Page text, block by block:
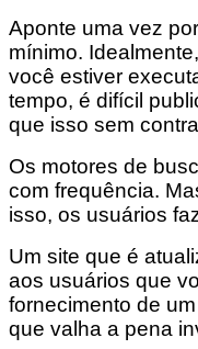
Aponte uma vez
mínimo.
você estiver
tempo, é difícil
que isso sem
Os motores de
com frequência.
isso, os usuários
Um site que é
aos usuários que
fornecimento de
que valha a pena